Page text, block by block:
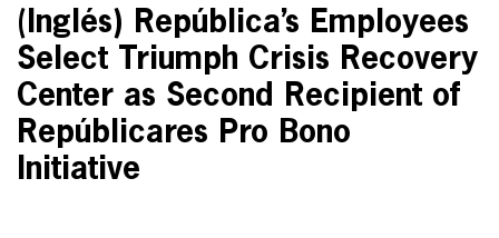
(Inglés) República’s Employees
Select Triumph Crisis Recovery
Center as Second Recipient of
Repúblicares Pro Bono
Initiative